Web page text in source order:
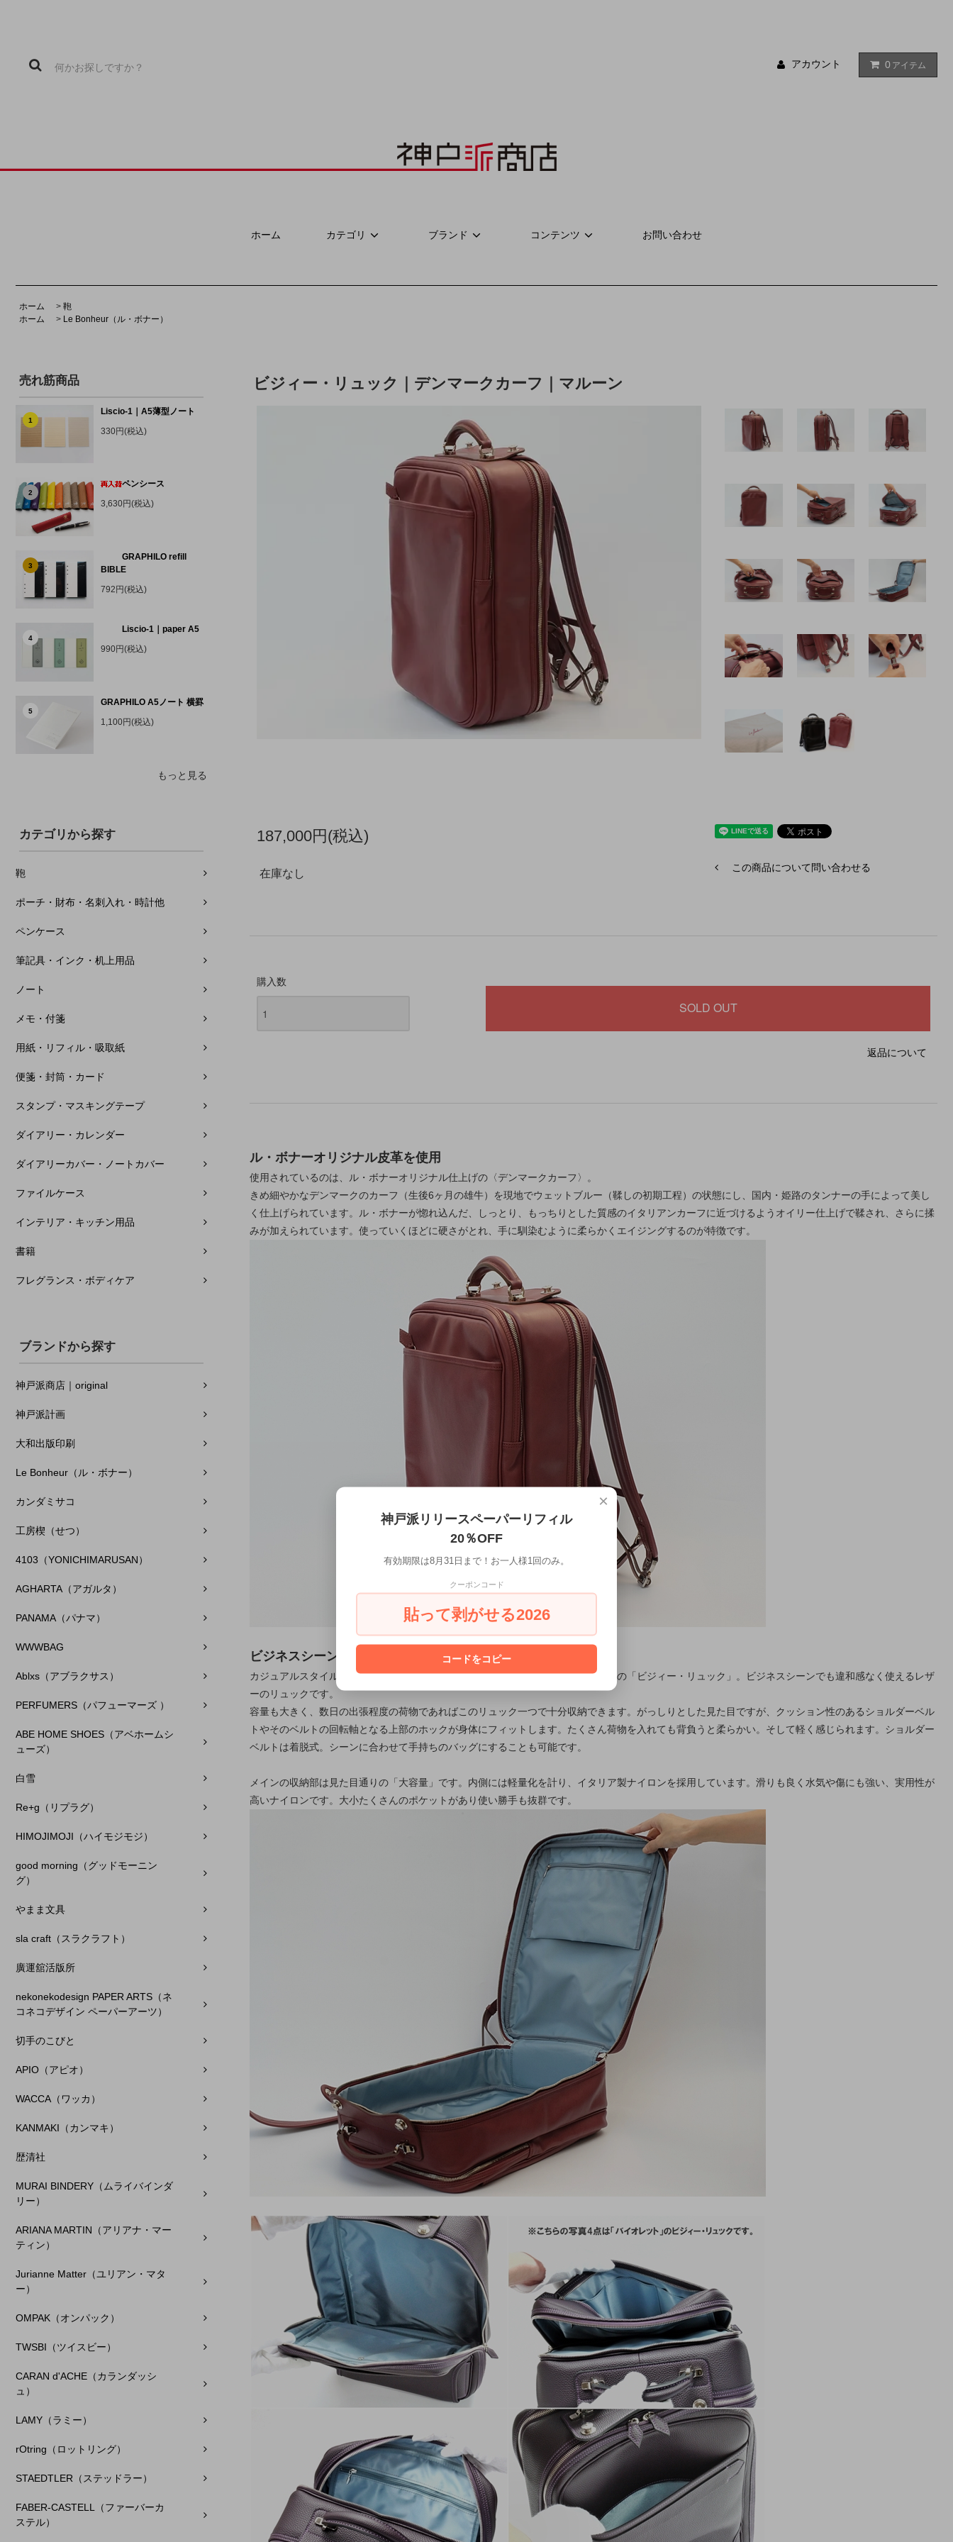
アカウント 0 アイテム
ホーム カテゴリ ブランド コンテンツ お問い合わせ
ホーム > 鞄
ホーム
> Le Bonheur（ル・ボナー）
売れ筋商品
1
Liscio-1｜A5薄型ノート
330円(税込)
2
ペンシース
3,630円(税込)
3
GRAPHILO refill
BIBLE
792円(税込)
4
Liscio-1｜paper A5
990円(税込)
5
GRAPHILO A5ノート 横罫
1,100円(税込)
もっと見る
カテゴリから探す
鞄
ポーチ・財布・名刺入れ・時計他
ペンケース
筆記具・インク・机上用品
ノート
メモ・付箋
用紙・リフィル・吸取紙
便箋・封筒・カード
スタンプ・マスキングテープ
ダイアリー・カレンダー
ダイアリーカバー・ノートカバー
ファイルケース
インテリア・キッチン用品
書籍
フレグランス・ボディケア
ブランドから探す
神戸派商店｜original
神戸派計画
大和出版印刷
Le Bonheur（ル・ボナー）
カンダミサコ
工房楔（せつ）
4103（YONICHIMARUSAN）
AGHARTA（アガルタ）
PANAMA（パナマ）
WWWBAG
Ablxs（アブラクサス）
PERFUMERS（パフューマーズ ）
ABE HOME SHOES（アベホームシ
ューズ）
白雪
Re+g（リプラグ）
HIMOJIMOJI（ハイモジモジ）
good morning（グッドモーニン
グ）
やまま文具
sla craft（スラクラフト）
廣運舘活版所
nekonekodesign PAPER ARTS（ネ
コネコデザイン ペーパーアーツ）
切手のこびと
APIO（アピオ）
WACCA（ワッカ）
KANMAKI（カンマキ）
歴清社
MURAI BINDERY（ムライバインダ
リー）
ARIANA MARTIN（アリアナ・マー
ティン）
Jurianne Matter（ユリアン・マタ
ー）
OMPAK（オンパック）
TWSBI（ツイスビー）
CARAN d'ACHE（カランダッシ
ュ）
LAMY（ラミー）
rOtring（ロットリング）
STAEDTLER（ステッドラー）
FABER-CASTELL（ファーバーカ
ステル）
ビジィー・リュック｜デンマークカーフ｜マルーン
187,000円(税込)
在庫なし この商品について問い合わせる
購入数
返品について
ル・ボナーオリジナル皮革を使用
使用されているのは、ル・ボナーオリジナル仕上げの〈デンマークカーフ〉。
きめ細やかなデンマークのカーフ（生後6ヶ月の雄牛）を現地でウェットブルー（鞣しの初期工程）の状態にし、国内・姫路のタンナーの手によって美し
く仕上げられています。ル・ボナーが惚れ込んだ、しっとり、もっちりとした質感のイタリアンカーフに近づけるようオイリー仕上げで鞣され、さらに揉
みが加えられています。使っていくほどに硬さがとれ、手に馴染むように柔らかくエイジングするのが特徴です。
ビジネスシーンでも持てるリュック「ビジィー・リュック」
カジュアルスタイルはもちろんスーツでも持てるリュックをと作られたル・ボナーの「ビジィー・リュック」。ビジネスシーンでも違和感なく使えるレザ
ーのリュックです。
容量も大きく、数日の出張程度の荷物であればこのリュック一つで十分収納できます。がっしりとした見た目ですが、クッション性のあるショルダーベル
トやそのベルトの回転軸となる上部のホックが身体にフィットします。たくさん荷物を入れても背負うと柔らかい。そして軽く感じられます。ショルダー
ベルトは着脱式。シーンに合わせて手持ちのバッグにすることも可能です。
メインの収納部は見た目通りの「大容量」です。内側には軽量化を計り、イタリア製ナイロンを採用しています。滑りも良く水気や傷にも強い、実用性が
高いナイロンです。大小たくさんのポケットがあり使い勝手も抜群です。
×
神戸派リリースペーパーリフィル
20％OFF
有効期限は8月31日まで！お一人様1回のみ。
クーポンコード
貼って剥がせる2026
コードをコピー